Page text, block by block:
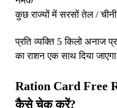
कुछ राज्यों में सरसों तेल / चीनी
प्रति व्यक्ति 5 किलो अनाज
का राशन एक साथ दिया
Ration Card Free
कैसे चेक करें?